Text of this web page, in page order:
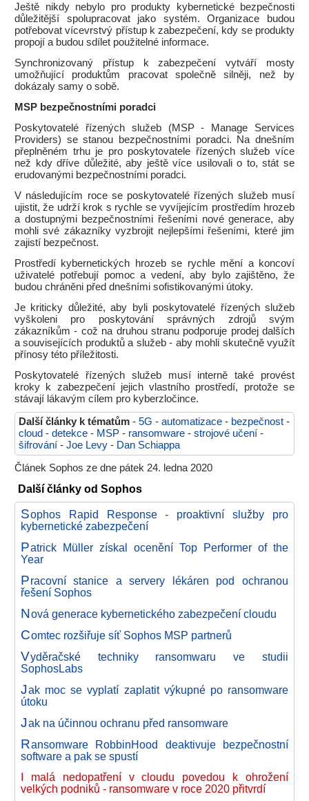
Ještě nikdy nebylo pro produkty kybernetické bezpečnosti
důležitější spolupracovat jako systém. Organizace budou
potřebovat vícevrstvý přístup k zabezpečení, kdy se produkty
propojí a budou sdílet použitelné informace.
Synchronizovaný přístup k zabezpečení vytváří mosty
umožňující produktům pracovat společně silněji, než by
dokázaly samy o sobě.
MSP bezpečnostními poradci
Poskytovatelé řízených služeb (MSP - Manage Services
Providers) se stanou bezpečnostními poradci. Na dnešním
přeplněném trhu je pro poskytovatele řízených služeb více
než kdy dříve důležité, aby ještě více usilovali o to, stát se
erudovanými bezpečnostními poradci.
V následujícím roce se poskytovatelé řízených služeb musí
ujistit, že udrží krok s rychle se vyvíjejícím prostředím hrozeb
a dostupnými bezpečnostními řešeními nové generace, aby
mohli své zákazníky vyzbrojit nejlepšími řešeními, které jim
zajistí bezpečnost.
Prostředí kybernetických hrozeb se rychle mění a koncoví
uživatelé potřebují pomoc a vedení, aby bylo zajištěno, že
budou chráněni před dnešními sofistikovanými útoky.
Je kriticky důležité, aby byli poskytovatelé řízených služeb
vyškoleni pro poskytování správných zdrojů svým
zákazníkům - což na druhou stranu podporuje prodej dalších
a souvisejících produktů a služeb - aby mohli skutečně využít
přínosy této příležitosti.
Poskytovatelé řízených služeb musí interně také provést
kroky k zabezpečení jejich vlastního prostředí, protože se
stávají lákavým cílem pro kyberzločince.
Další články k tématům - 5G - automatizace - bezpečnost -
cloud - detekce - MSP - ransomware - strojové učení -
šifrování - Joe Levy - Dan Schiappa
Článek Sophos ze dne pátek 24. ledna 2020
Další články od Sophos
Sophos Rapid Response - proaktivní služby pro
kybernetické zabezpečení
Patrick Müller získal ocenění Top Performer of the
Year
Pracovní stanice a servery lékáren pod ochranou
řešení Sophos
Nová generace kybernetického zabezpečení cloudu
Comtec rozšiřuje síť Sophos MSP partnerů
Vyděračské techniky ransomwaru ve studii
SophosLabs
Jak moc se vyplatí zaplatit výkupné po ransomware
útoku
Jak na účinnou ochranu před ransomware
Ransomware RobbinHood deaktivuje bezpečnostní
software a pak se spustí
I malá nedopatření v cloudu povedou k ohrožení
velkých podniků - ransomware v roce 2020 přitvrdí